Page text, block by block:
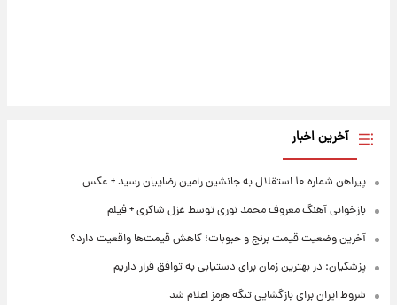
آخرین اخبار
پیراهن شماره ۱۰ استقلال به جانشین رامین رضاییان رسید + عکس
بازخوانی آهنگ معروف محمد نوری توسط غزل شاکری + فیلم
آخرین وضعیت قیمت برنج و حبوبات؛ کاهش قیمت‌ها واقعیت دارد؟
پزشکیان: در بهترین زمان برای دستیابی به توافق قرار داریم
شروط ایران برای بازگشایی تنگه هرمز اعلام شد